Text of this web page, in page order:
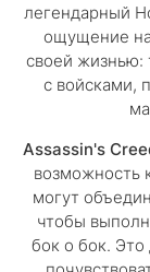
легендарный
ощущение
своей жизнью:
с войсками,
Assassin's
возможность
могут
чтобы
бок о бок. Это